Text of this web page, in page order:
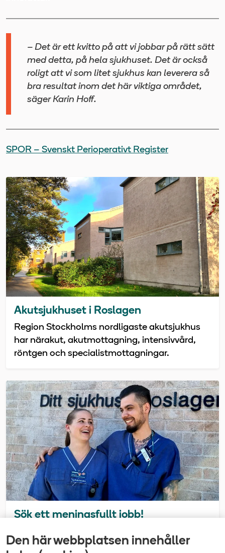
Den här webbplatsen innehåller
– Det är ett kvitto på att vi jobbar på rätt sätt
med detta, på hela sjukhuset. Det är också
roligt att vi som litet sjukhus kan leverera så
bra resultat inom det här viktiga området,
säger Karin Hoff.
SPOR – Svenskt Perioperativt Register
Akutsjukhuset i Roslagen
Region Stockholms nordligaste akutsjukhus
har närakut, akutmottagning, intensivvård,
röntgen och specialistmottagningar.
Sök ett meningsfullt jobb!
Tiohundra! Vi jobbar med hälsa, vård och